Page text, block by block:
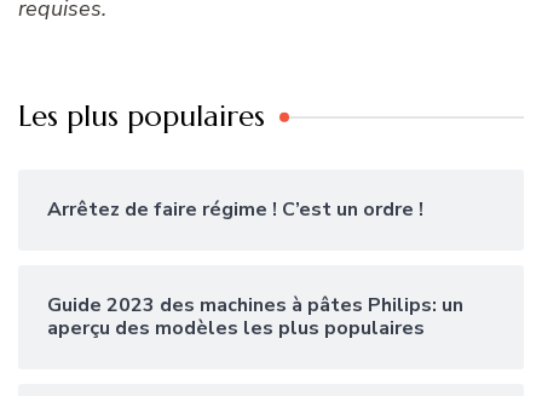
requises.
Les plus populaires
Arrêtez de faire régime ! C’est un ordre !
Guide 2023 des machines à pâtes Philips: un
aperçu des modèles les plus populaires